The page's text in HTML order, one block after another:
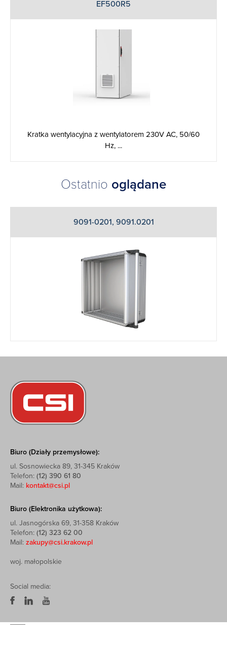
EF500R5
Kratka wentylacyjna z wentylatorem 230V AC, 50/60
Hz, ...
Ostatnio oglądane
9091-0201, 9091.0201
Biuro (Działy przemysłowe):
ul. Sosnowiecka 89, 31-345 Kraków
Telefon: (12) 390 61 80
Mail: kontakt@csi.pl
Biuro (Elektronika użytkowa):
ul. Jasnogórska 69, 31-358 Kraków
Telefon: (12) 323 62 00
Mail: zakupy@csi.krakow.pl
woj. małopolskie
Social media: